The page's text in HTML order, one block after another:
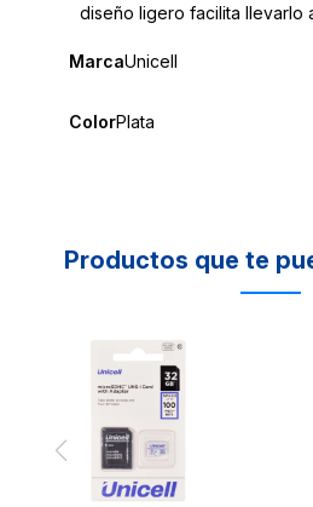
diseño ligero facilita llevarlo
MarcaUnicell
ColorPlata
Productos que te